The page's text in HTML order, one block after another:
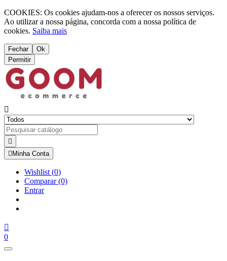
COOKIES: Os cookies ajudam-nos a oferecer os nossos serviços.
Ao utilizar a nossa página, concorda com a nossa política de
cookies. Saiba mais
Fechar
Ok
Permitir


 Minha Conta
Wishlist (0)
Comparar(0)
Entrar

0